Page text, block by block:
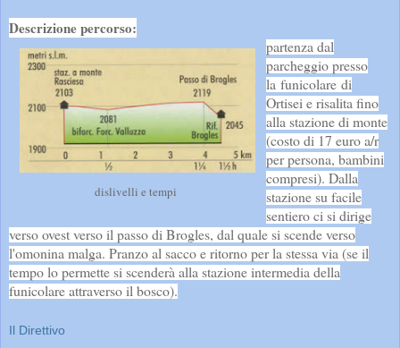
Descrizione percorso:
dislivelli e tempi
partenza dal
parcheggio presso
la funicolare di
Ortisei e risalita fino
alla stazione di monte
(costo di 17 euro a/r
per persona, bambini
compresi). Dalla
stazione su facile
sentiero ci si dirige
verso ovest verso il passo di Brogles, dal quale si scende verso
l'omonina malga. Pranzo al sacco e ritorno per la stessa via (se il
tempo lo permette si scenderà alla stazione intermedia della
funicolare attraverso il bosco).
Il Direttivo